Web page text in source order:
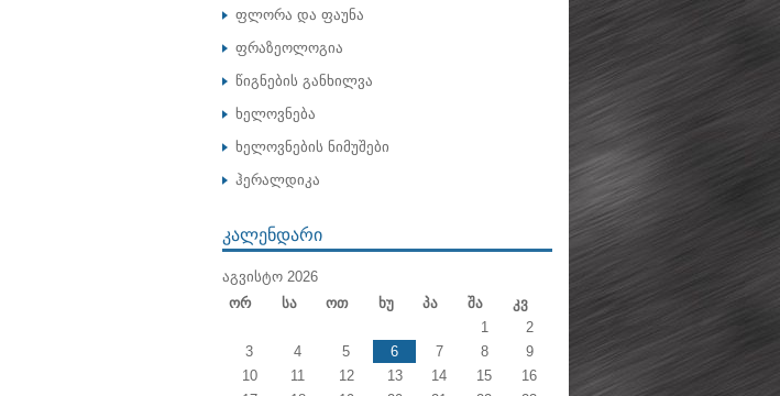
ფლორა და ფაუნა
ფრაზეოლოგია
წიგნების განხილვა
ხელოვნება
ხელოვნების ნიმუშები
ჰერალდიკა
ᲙᲐᲚᲔᲜᲓᲐᲠᲘ
ᲐᲒᲕᲘᲡᲢᲝ 2026
Ორ
Სა Ოთ Ხუ Პა Შა
Კვ
1
2
3
4 5 6 7 8
9
10
11 12 13 14 15
16